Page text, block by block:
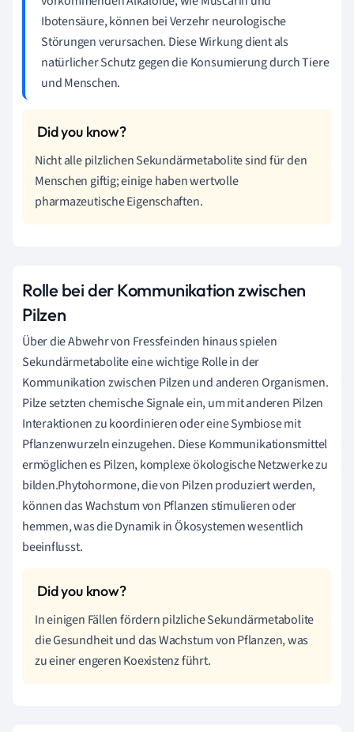
Ibotensäure, können bei Verzehr neurologische
Störungen verursachen. Diese Wirkung dient als
natürlicher Schutz gegen die Konsumierung durch Tiere
und Menschen.
Nicht alle pilzlichen Sekundärmetabolite sind für den
Menschen giftig; einige haben wertvolle
pharmazeutische Eigenschaften.
Rolle bei der Kommunikation zwischen
Pilzen
Über die Abwehr von Fressfeinden hinaus spielen
Sekundärmetabolite eine wichtige Rolle in der
Kommunikation zwischen Pilzen und anderen Organismen.
Pilze setzten chemische Signale ein, um mit anderen Pilzen
Interaktionen zu koordinieren oder eine Symbiose mit
Pflanzenwurzeln einzugehen. Diese Kommunikationsmittel
ermöglichen es Pilzen, komplexe ökologische Netzwerke zu
bilden.Phytohormone, die von Pilzen produziert werden,
können das Wachstum von Pflanzen stimulieren oder
hemmen, was die Dynamik in Ökosystemen wesentlich
beeinflusst.
In einigen Fällen fördern pilzliche Sekundärmetabolite
die Gesundheit und das Wachstum von Pflanzen, was
zu einer engeren Koexistenz führt.